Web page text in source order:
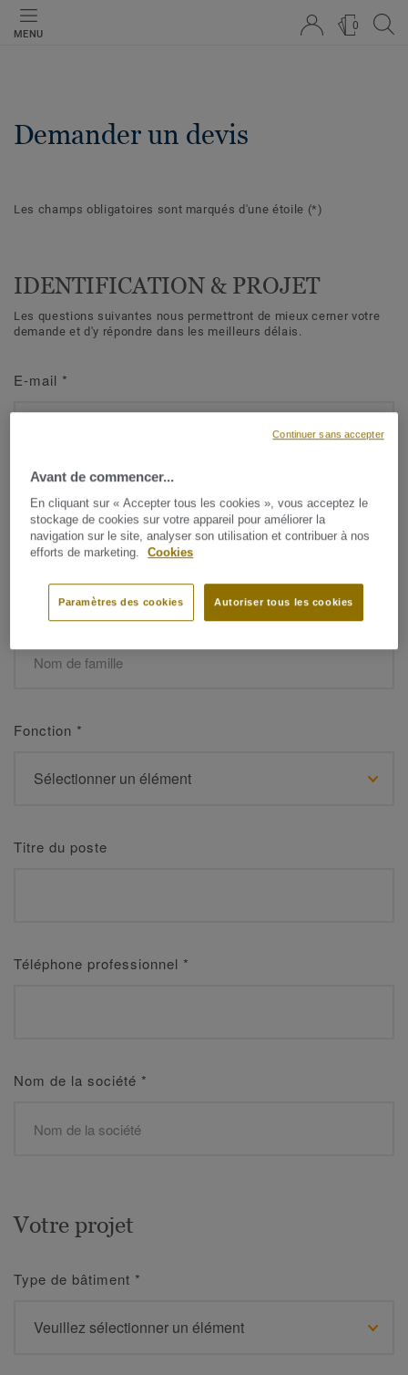
MENU
0
Demander un devis
Les champs obligatoires sont marqués d'une étoile (*)
IDENTIFICATION & PROJET
Les questions suivantes nous permettront de mieux cerner votre
demande et d'y répondre dans les meilleurs délais.
E-mail *
Prénom*
Fonction *
Titre du poste
Téléphone professionnel *
Nom de la société *
Votre projet
Type de bâtiment *
Avant de commencer...
En cliquant sur « Accepter tous les cookies », vous acceptez le
stockage de cookies sur votre appareil pour améliorer la
navigation sur le site, analyser son utilisation et contribuer à nos
efforts de marketing.
Cookies
Autoriser tous les cookies
Paramètres des cookies
Continuer sans accepter